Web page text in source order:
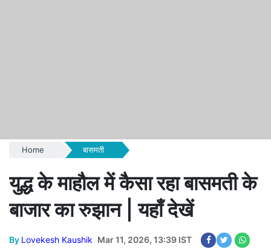
Home बासमती
युद्ध के माहौल में कैसा रहा बासमती के
बाजार का रुझान | यहाँ देखें
By Lovekesh Kaushik Mar 11, 2026, 13:39 IST